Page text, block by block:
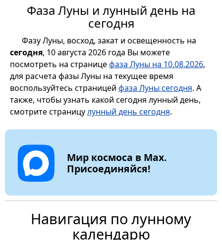
Фаза Луны и лунный день на
сегодня
Фазу Луны, восход, закат и освещенность на
сегодня, 10 августа 2026 года Вы можете
посмотреть на страницефаза Луны на 10.08.2026,
для расчета фазы Луны на текущее время
воспользуйтесь страницей фаза Луны сегодня. А
также, чтобы узнать какой сегодня лунный день,
смотрите страницулунный день сегодня.
Мир космоса в Max.
Присоединяйся!
Навигация по лунному
календарю